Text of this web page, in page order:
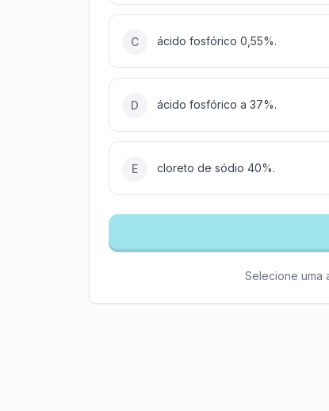
C ácido fosfórico 0,55%.
D ácido fosfórico a 37%.
E cloreto de sódio 40%.
Selecione uma